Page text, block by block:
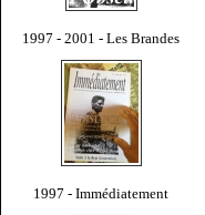
1997 - 2001 - Les Brandes
1997 - Immédiatement